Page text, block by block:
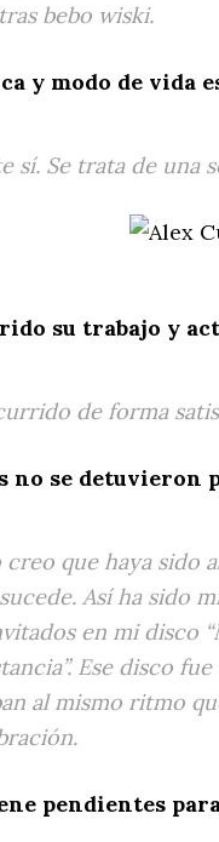
bebo wiski.
y modo de vida
sí. Se trata de una
su trabajo y
de forma
no se detuvieron
creo que haya sido
Así ha sido
en mi disco
Ese disco
al mismo ritmo
pendientes